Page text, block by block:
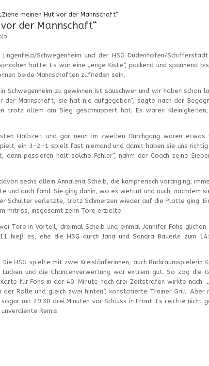
meinen Hut vor der Mannschaft“
der Mannschaft“
Schwegenheim und der HSG Dudenhofen/
hatte: Es war eine „enge Kiste“, packend und spannend
beide Mannschaften zufrieden sein.
Schwegenheim zu gewinnen ist sauschwer und wir haben schon
Mannschaft, sie hat nie aufgegeben“, sagte nach der
trotz allem am Sieg geschnuppert hat. Es waren
Halbzeit und gar neun im zweiten Durchgang waren etwas
ein 3-2-1 spielt fast niemand und damit haben sie uns
passieren halt solche Fehler“, nahm der Coach seine
sechs allein Annalena Scheib, die kämpferisch voranging,
und auch fand. Sie ging dahin, wo es wehtut und auch, nachdem
Schulter verletzte, trotz Schmerzen wieder auf die Platte ging.
mitriss, insgesamt zehn Tore erzielte.
Tore in Vorteil, dreimal Scheib und einmal Jennifer Fohs glichen
hieß es, ehe die HSG durch Jana und Sandra Bäuerle zum
HSG spielte mit zwei Kreisläuferinnen, auch Rückraumspielerin
und die Chancenverwertung war extrem gut. So zog die
für Fohs in der 40. Minute nach drei Zeitstrafen wirkte nach.
Rolle und gleich zwei hinten“, konstatierte Trainer Grill. Aber
mit 29:30 drei Minuten vor Schluss in Front. Es reichte nicht
Remis.